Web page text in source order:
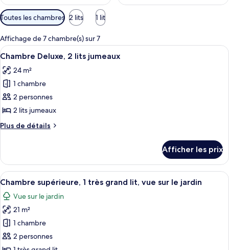
Filtres
disponibles
pour
les
chambres
Toutes les chambres 2 lits 1 lit
Affichage de 7 chambre(s) sur 7
Afficher
toutes
les
photos
pour
ce
type
de
Chambre
Deluxe,
2
lits
jumeaux
Chambre Deluxe, 2 lits jumeaux |
1
Chambre Deluxe, 2 lits jumeaux
24 m²
1 chambre
2 personnes
2 lits jumeaux
Plus de détails
Plus
Chambre
Deluxe,
2
lits
jumeaux
Afficher les prix
Afficher
toutes
les
photos
pour
ce
type
Chambre supérieure, 1 très grand
1
Chambre supérieure, 1 très grand lit, vue sur le jardin
Vue sur le jardin
21 m²
1 chambre
2 personnes